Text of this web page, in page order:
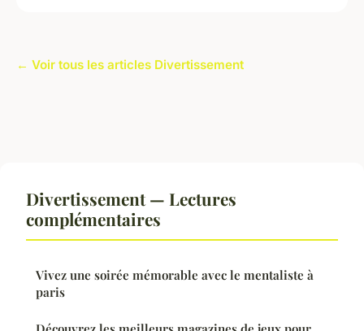
← Voir tous les articles Divertissement
Divertissement — Lectures
complémentaires
Vivez une soirée mémorable avec le mentaliste à
paris